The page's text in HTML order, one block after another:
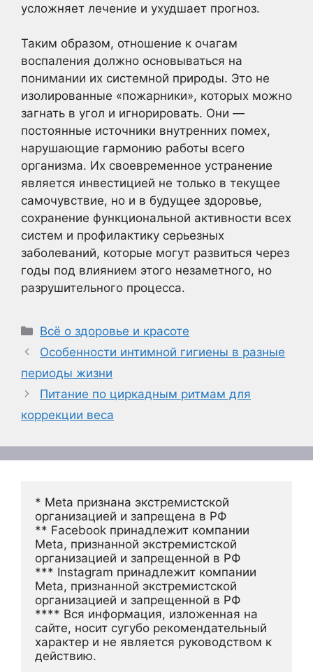
усложняет лечение и ухудшает прогноз.
Таким образом, отношение к очагам
воспаления должно основываться на
понимании их системной природы. Это не
изолированные «пожарники», которых можно
загнать в угол и игнорировать. Они —
постоянные источники внутренних помех,
нарушающие гармонию работы всего
организма. Их своевременное устранение
является инвестицией не только в текущее
самочувствие, но и в будущее здоровье,
сохранение функциональной активности всех
систем и профилактику серьезных
заболеваний, которые могут развиться через
годы под влиянием этого незаметного, но
разрушительного процесса.
Рубрики
Всё о здоровье и красоте
Особенности интимной гигиены в разные
периоды жизни
Питание по циркадным ритмам для
коррекции веса
* Meta признана экстремистской
организацией и запрещена в РФ
** Facebook принадлежит компании
Meta, признанной экстремистской
организацией и запрещенной в РФ
*** Instagram принадлежит компании
Meta, признанной экстремистской
организацией и запрещенной в РФ
**** Вся информация, изложенная на
сайте, носит сугубо рекомендательный
характер и не является руководством к
действию.